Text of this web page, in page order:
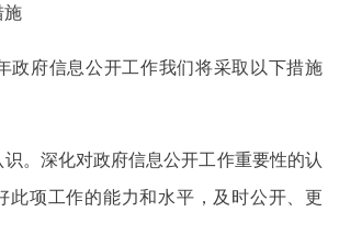
施
政府信息公开工作我们将采取以下措施
识。深化对政府信息公开工作重要性的认
此项工作的能力和水平，及时公开、更